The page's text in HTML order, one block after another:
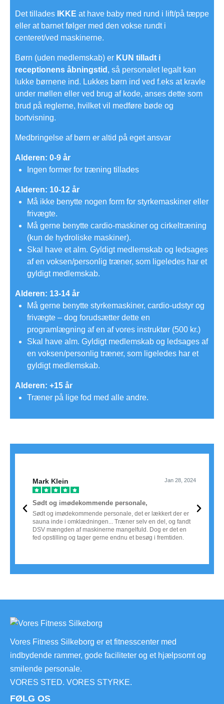
Det tillades IKKE at have baby med rund i lift/på tæppe
eller at barnet følger med den vokse rundt i
centeret/ved maskinerne.
Børn (uden medlemskab) er KUN tilladt i
receptionens åbningstid , så personalet legalt kan
lukke børnene ind. Lukkes børn ind ved f.eks at kravle
under møllen eller ved brug af kode, anses dette som
brud på reglerne, hvilket vil medføre bøde og
bortvisning.
Medbringelse af børn er altid på eget ansvar​
Alderen: 0-9 år
Ingen former for træning tillades
Alderen: 10-12 år
Må ikke benytte nogen form for styrkemaskiner eller
frivægte.
Må gerne benytte cardio-maskiner og cirkeltræning
(kun de hydroliske maskiner).
Skal have et alm. Gyldigt medlemskab og ledsages
af en voksen/personlig træner, som ligeledes har et
gyldigt medlemskab.
Alderen: 13-14 år
Må gerne benytte styrkemaskiner, cardio-udstyr og
frivægte – dog forudsætter dette en
programlægning af en af vores instruktør (500 kr.)
Skal have alm. Gyldigt medlemskab og ledsages af
en voksen/personlig træner, som ligeledes har et
gyldigt medlemskab.
Alderen: +15 år
Træner på lige fod med alle andre.
Mark Klein
    
Jan 28, 2024
Sødt og imødekommende personale,
Sødt og imødekommende personale, det er lækkert der er
sauna inde i omklædningen... Træner selv en del, og fandt
DSV mængden af maskinerne mangelfuld. Dog er det en
fed opstilling og tager gerne endnu et besøg i fremtiden.
Vores Fitness Silkeborg er et fitnesscenter med
indbydende rammer, gode faciliteter og et hjælpsomt og
smilende personale.
VORES STED. VORES STYRKE.
FØLG OS